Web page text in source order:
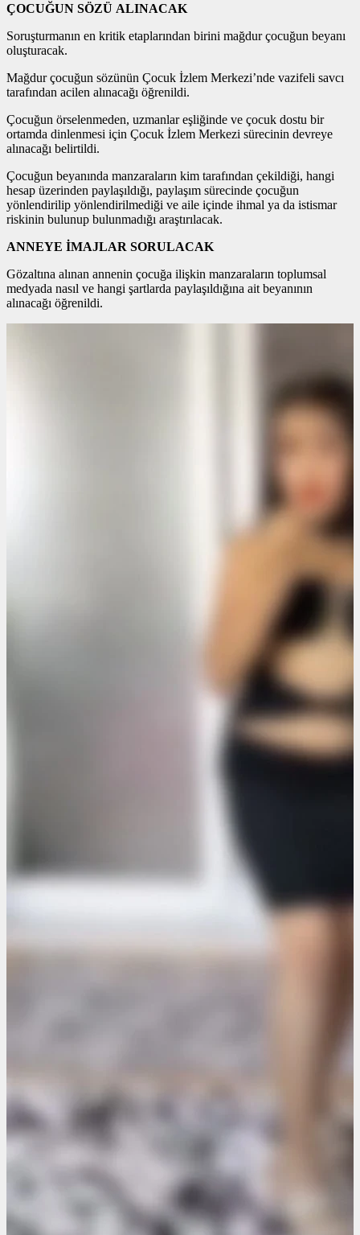
ÇOCUĞUN SÖZÜ ALINACAK
Soruşturmanın en kritik etaplarından birini mağdur çocuğun beyanı
oluşturacak.
Mağdur çocuğun sözünün Çocuk İzlem Merkezi’nde vazifeli savcı
tarafından acilen alınacağı öğrenildi.
Çocuğun örselenmeden, uzmanlar eşliğinde ve çocuk dostu bir
ortamda dinlenmesi için Çocuk İzlem Merkezi sürecinin devreye
alınacağı belirtildi.
Çocuğun beyanında manzaraların kim tarafından çekildiği, hangi
hesap üzerinden paylaşıldığı, paylaşım sürecinde çocuğun
yönlendirilip yönlendirilmediği ve aile içinde ihmal ya da istismar
riskinin bulunup bulunmadığı araştırılacak.
ANNEYE İMAJLAR SORULACAK
Gözaltına alınan annenin çocuğa ilişkin manzaraların toplumsal
medyada nasıl ve hangi şartlarda paylaşıldığına ait beyanının
alınacağı öğrenildi.